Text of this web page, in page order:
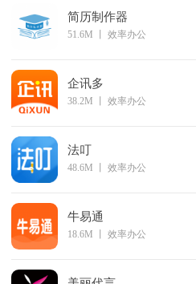
软件特色
- 追溯更加智慧精准，实现供应
城。
- 一物对一码，杜绝假冒伪劣商
息。
更新日志
v1.0.4
【更新内容】
当前版本实现了用户登录、企
管理、商品管理、权限管理、系统
简历制作器
51.6M 效率办公
企讯多
38.2M 效率办公
法叮
48.6M 效率办公
牛易通
18.6M 效率办公